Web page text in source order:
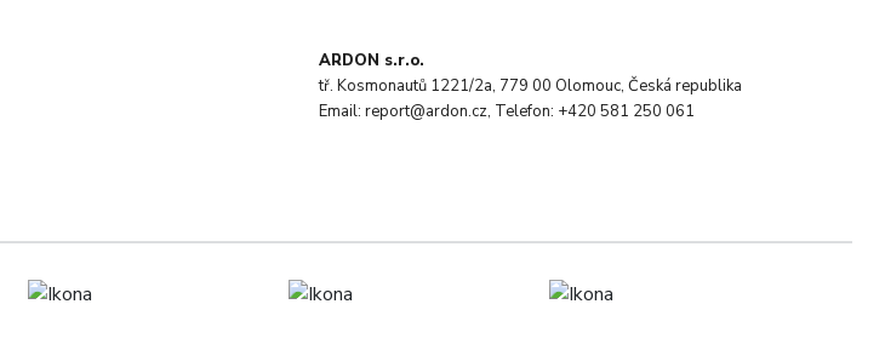
ARDON s.r.o.
tř. Kosmonautů 1221/2a, 779 00 Olomouc, Česká republika
Email: report@ardon.cz, Telefon: +420 581 250 061